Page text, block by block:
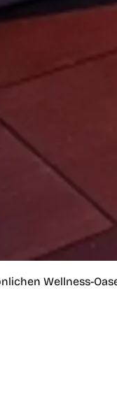
Wellness-